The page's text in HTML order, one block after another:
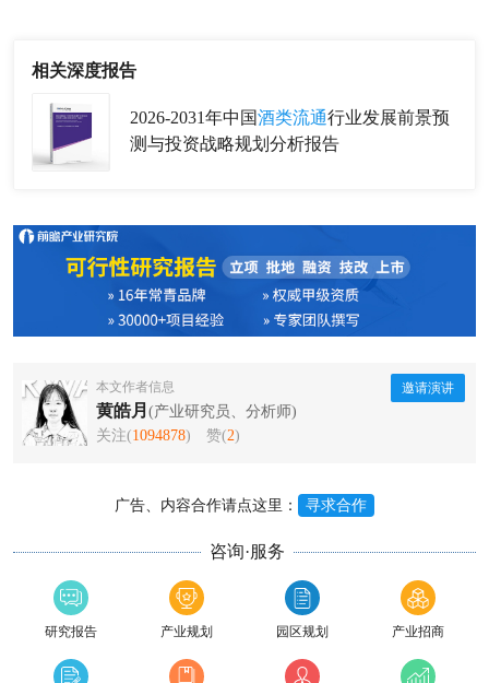
相关深度报告
2026-2031年中国酒类流通行业发展前景预
测与投资战略规划分析报告
本文作者信息
黄皓月 (产业研究员、分析师)
关注(1094878) 赞(2)
邀请演讲
广告、内容合作请点这里： 寻求合作
咨询·服务
研究报告 产业规划 园区规划 产业招商